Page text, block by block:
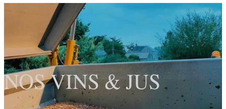
NOS VINS & JUS